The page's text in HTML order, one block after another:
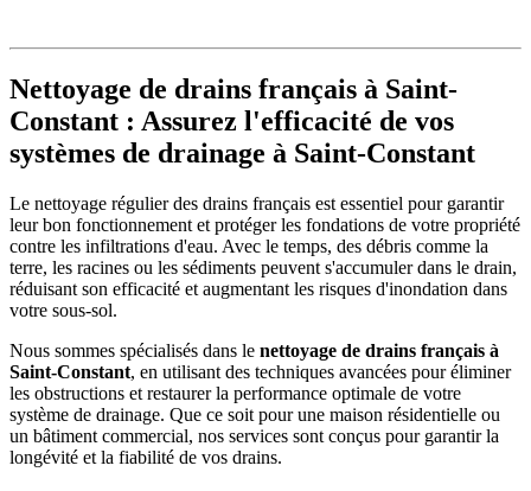
Nettoyage de drains français à Saint-
Constant : Assurez l'efficacité de vos
systèmes de drainage à Saint-Constant
Le nettoyage régulier des drains français est essentiel pour garantir
leur bon fonctionnement et protéger les fondations de votre propriété
contre les infiltrations d'eau. Avec le temps, des débris comme la
terre, les racines ou les sédiments peuvent s'accumuler dans le drain,
réduisant son efficacité et augmentant les risques d'inondation dans
votre sous-sol.
Nous sommes spécialisés dans le nettoyage de drains français à
Saint-Constant, en utilisant des techniques avancées pour éliminer
les obstructions et restaurer la performance optimale de votre
système de drainage. Que ce soit pour une maison résidentielle ou
un bâtiment commercial, nos services sont conçus pour garantir la
longévité et la fiabilité de vos drains.